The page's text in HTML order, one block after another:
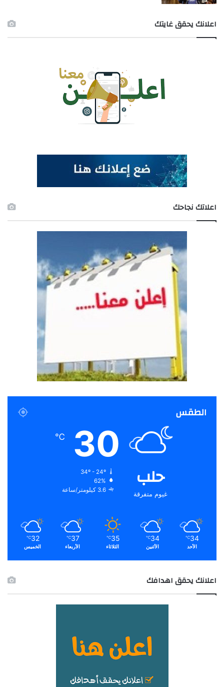
اعلانك يحقق غايتك
اعلاتك نجاحك
الطقس
حلب
غيوم متفرقة
30
℃
34º - 24º
62%
3.6 كيلومتر/ساعة
34
℃
الأحد
34
℃
الأثنين
35
℃
الثلاثاء
37
℃
الأربعاء
32
℃
الخميس
اعلانك يحقق اهدافك